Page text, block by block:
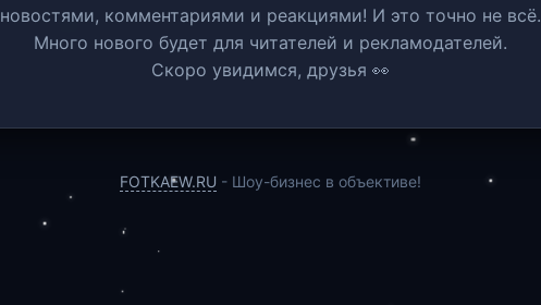
новостями, комментариями и реакциями! И это точно не всё.
Много нового будет для читателей и рекламодателей.
Скоро увидимся, друзья 👀
FOTKAEW.RU - Шоу-бизнес в объективе!